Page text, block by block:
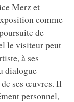
Merz et
comme
de
le visiteur peut
à ses
dialogue
ses œuvres. Il
personnel,